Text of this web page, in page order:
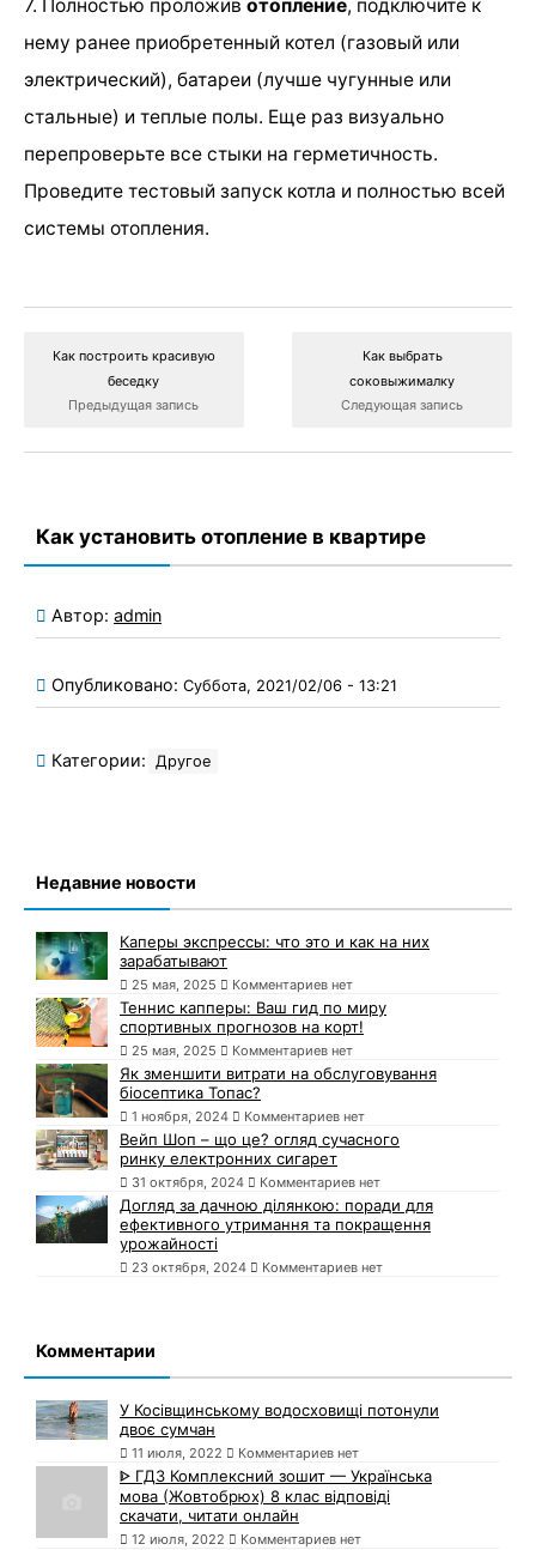
7. Полностью проложив отопление, подключите к
нему ранее приобретенный котел (газовый или
электрический), батареи (лучше чугунные или
стальные) и теплые полы. Еще раз визуально
перепроверьте все стыки на герметичность.
Проведите тестовый запуск котла и полностью всей
системы отопления.
Как построить красивую
беседку
Предыдущая запись
Как выбрать
соковыжималку
Следующая запись
Как установить отопление в квартире
Автор: admin
Опубликовано: Суббота, 2021/02/06 - 13:21
Категории: Другое
Недавние новости
Каперы экспрессы: что это и как на них
зарабатывают
25 мая, 2025 Комментариев нет
Теннис капперы: Ваш гид по миру
спортивных прогнозов на корт!
25 мая, 2025 Комментариев нет
Як зменшити витрати на обслуговування
біосептика Топас?
1 ноября, 2024 Комментариев нет
Вейп Шоп – що це? огляд сучасного
ринку електронних сигарет
31 октября, 2024 Комментариев нет
Догляд за дачною ділянкою: поради для
ефективного утримання та покращення
урожайності
23 октября, 2024 Комментариев нет
Комментарии
У Косівщинському водосховищі потонули
двоє сумчан
11 июля, 2022 Комментариев нет
ᐈ ГДЗ Комплексний зошит — Українська
мова (Жовтобрюх) 8 клас відповіді
скачати, читати онлайн
12 июля, 2022 Комментариев нет